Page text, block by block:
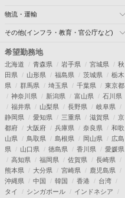
物流・運輸
その他(インフラ・教育・官公庁など)
希望勤務地
北海道 青森県 岩手県 宮城県
秋
田県
山形県 福島県 茨城県
栃木
県
群馬県 埼玉県 千葉県
東京都
神奈川県
新潟県 富山県
石川県
福井県
山梨県 長野県
岐阜県
静岡県
愛知県 三重県 滋賀県
京
都府
大阪府 兵庫県 奈良県
和歌
山県
鳥取県 島根県 岡山県
広島
県
山口県 徳島県 香川県
愛媛県
高知県
福岡県 佐賀県
長崎県
熊本県
大分県 宮崎県
鹿児島県
沖縄県
中国 韓国 香港
台湾
タイ
シンガポール
インドネシア